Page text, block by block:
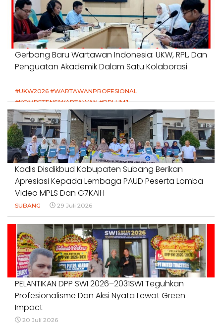
Gerbang Baru Wartawan Indonesia: UKW, RPL, Dan
Penguatan Akademik Dalam Satu Kolaborasi
#UKW2026 #WARTAWANPROFESIONAL
#KOMPETENSIWARTAWAN #RPLUMJ
#PENDIDIKANWARTAWAN #SWINASIONAL #SWIJABAR
1 Agustus 2026
Kadis Disdikbud Kabupaten Subang Berikan
Apresiasi Kepada Lembaga PAUD Peserta Lomba
Video MPLS Dan G7KAIH
SUBANG 29 Juli 2026
PELANTIKAN DPP SWI 2026–2031SWI Teguhkan
Profesionalisme Dan Aksi Nyata Lewat Green
Impact
20 Juli 2026